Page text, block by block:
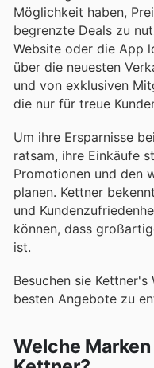
Möglichkeit haben,
begrenzte Deals zu
Website oder die App
über die neuesten
und von exklusiven
die nur für treue
Um ihre Ersparnisse
ratsam, ihre Einkäufe
Promotionen und den
planen. Kettner
und
können, dass
ist.
Besuchen sie
besten Angebote zu
Welche